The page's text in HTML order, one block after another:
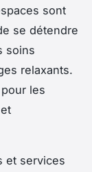
sont
se détendre
soins
relaxants.
les
et services